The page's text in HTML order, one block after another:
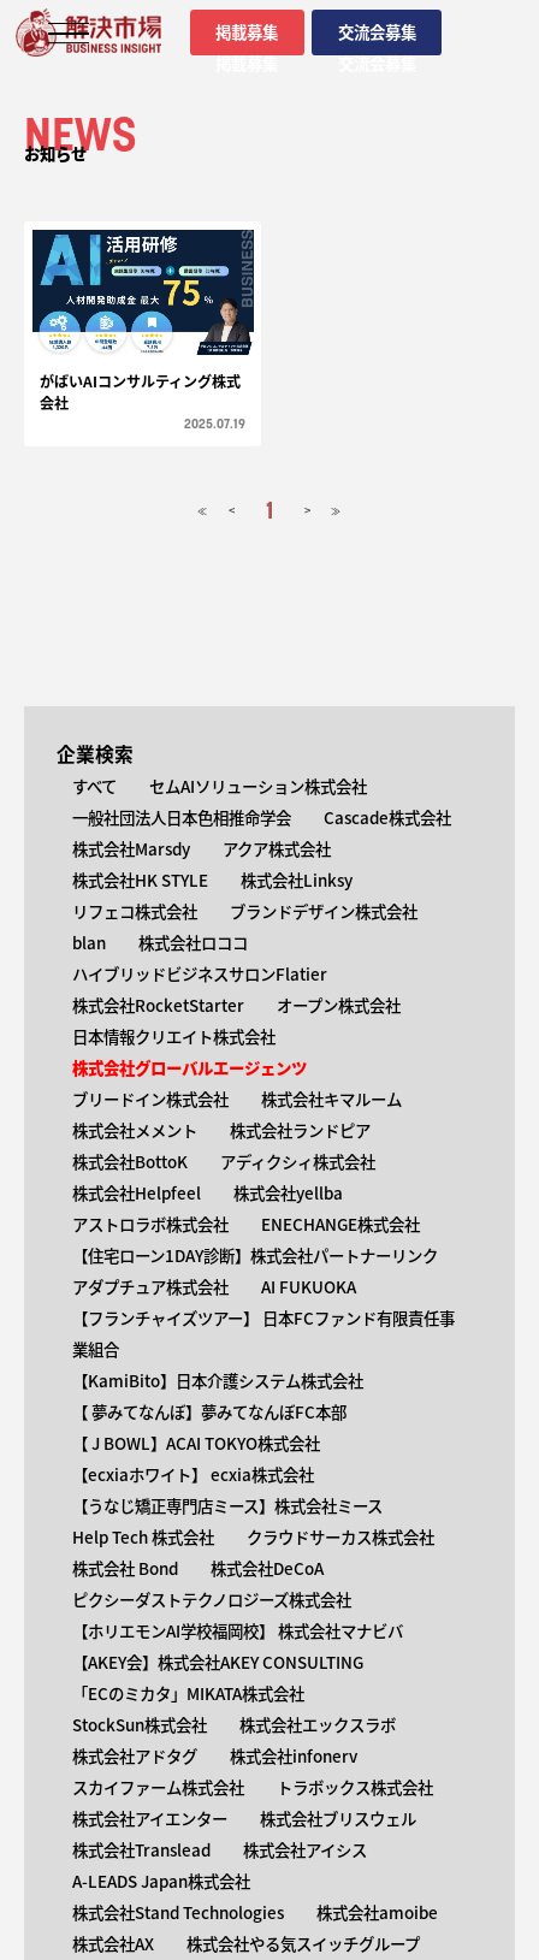
掲載募集
掲載募集
交流会募集
交流会募集
NEWS
お知らせ
がばいAIコンサルティング株式
会社
2025.07.19
≪ < 1 > ≫
企業検索
すべて
セムAIソリューション株式会社
一般社団法人日本色相推命学会
Cascade株式会社
株式会社Marsdy
アクア株式会社
株式会社HK STYLE
株式会社Linksy
リフェコ株式会社
ブランドデザイン株式会社
blan
株式会社ロココ
ハイブリッドビジネスサロンFlatier
株式会社RocketStarter
オープン株式会社
日本情報クリエイト株式会社
株式会社グローバルエージェンツ
ブリードイン株式会社
株式会社キマルーム
株式会社メメント
株式会社ランドピア
株式会社BottoK
アディクシィ株式会社
株式会社Helpfeel
株式会社yellba
アストロラボ株式会社
ENECHANGE株式会社
【住宅ローン1DAY診断】株式会社パートナーリンク
アダプチュア株式会社
AI FUKUOKA
【​フランチャイズツアー】 日本FCファンド有限責任事
業組合
【KamiBito​】日本介護システム株式会社
【 ​夢みてなんぼ】夢みてなんぼFC本部
【 ​J BOWL】ACAI TOKYO株式会社
【​ecxiaホワイト】 ecxia株式会社
【​うなじ矯正専門店ミース】株式会社ミース
Help Tech 株式会社
クラウドサーカス株式会社
株式会社 Bond
株式会社DeCoA
ピクシーダストテクノロジーズ株式会社
【ホリエモンAI学校福岡校】 株式会社マナビバ
【AKEY会】株式会社AKEY CONSULTING
「ECのミカタ」MIKATA株式会社
StockSun株式会社
株式会社エックスラボ
株式会社アドタグ
株式会社infonerv
スカイファーム株式会社
トラボックス株式会社
株式会社アイエンター
株式会社ブリスウェル
株式会社Translead
株式会社アイシス
A-LEADS Japan株式会社
株式会社Stand Technologies
株式会社amoibe
株式会社AX
株式会社やる気スイッチグループ